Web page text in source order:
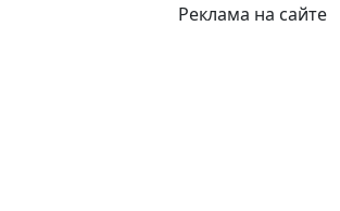
Реклама на сайте